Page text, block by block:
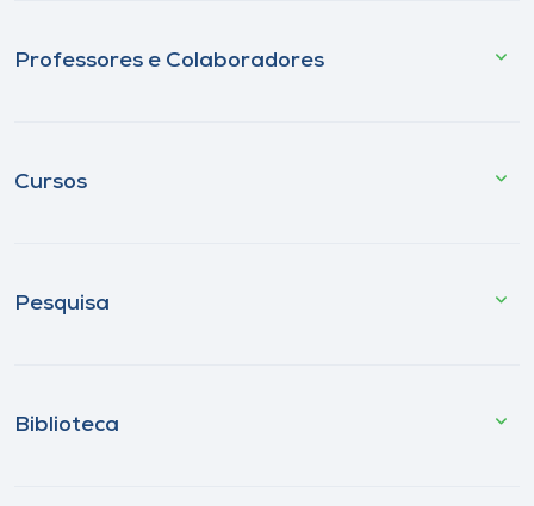
Professores e Colaboradores
Cursos
Pesquisa
Biblioteca